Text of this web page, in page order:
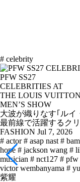
# celebrity
PFW SS27
CELEBRITIES AT
THE LOUIS VUITTON
MEN’S SHOW
大波が織りなす｢ルイ
最前線で活躍するク
FASHION Jul 7, 2026
# actor # asap nast #
hope # jackson wang #
musician # nct127 # pfw
victor wembanyama #
紫耀